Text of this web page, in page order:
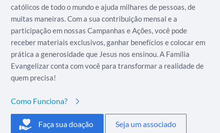
católicos de todo o mundo e ajuda milhares de pessoas, de
muitas maneiras. Com a sua contribuição mensal e a
participação em nossas Campanhas e Ações, você pode
receber materiais exclusivos, ganhar benefícios e colocar em
prática a generosidade que Jesus nos ensinou. A Família
Evangelizar conta com você para transformar a realidade de
quem precisa!
Como Funciona?
Faça sua doação Seja um associado